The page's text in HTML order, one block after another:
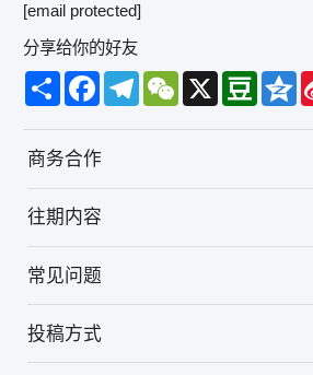
[email protected]
分享给你的好友
Share FacebookTelegramWeChat
X DoubanQzone
商务合作
往期内容
常见问题
投稿方式